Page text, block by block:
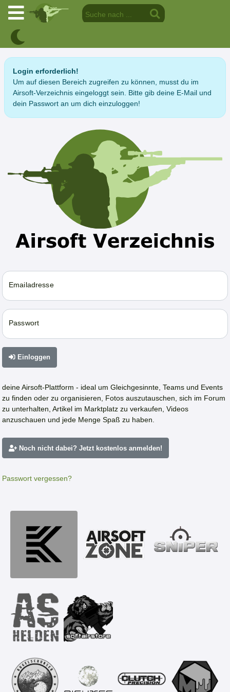
Login erforderlich!
Um auf diesen Bereich zugreifen zu können, musst du im
Airsoft-Verzeichnis eingeloggt sein. Bitte gib deine E-Mail und
dein Passwort an um dich einzuloggen!
Emailadresse
Passwort
Einloggen
deine Airsoft-Plattform - ideal um Gleichgesinnte, Teams und Events
zu finden oder zu organisieren, Fotos auszutauschen, sich im Forum
zu unterhalten, Artikel im Marktplatz zu verkaufen, Videos
anzuschauen und jede Menge Spaß zu haben.
Noch nicht dabei? Jetzt kostenlos anmelden!
Passwort vergessen?